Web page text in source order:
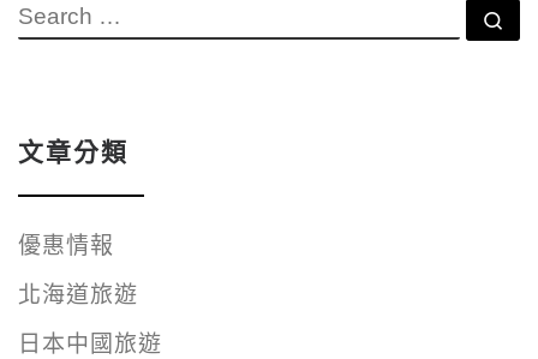
SEARCH
文章分類
優惠情報
北海道旅遊
日本中國旅遊